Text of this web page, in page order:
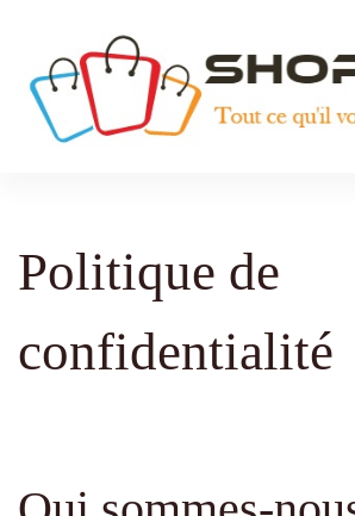
Politique de
confidentialité